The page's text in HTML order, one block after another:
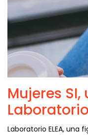
Mujeres
Laboratorio
Laboratorio ELEA, una